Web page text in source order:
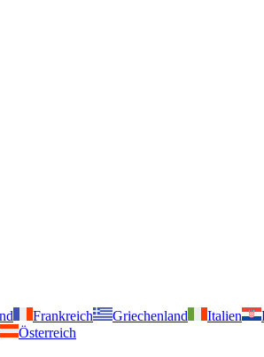
Frankreich Griechenland Italien
Österreich